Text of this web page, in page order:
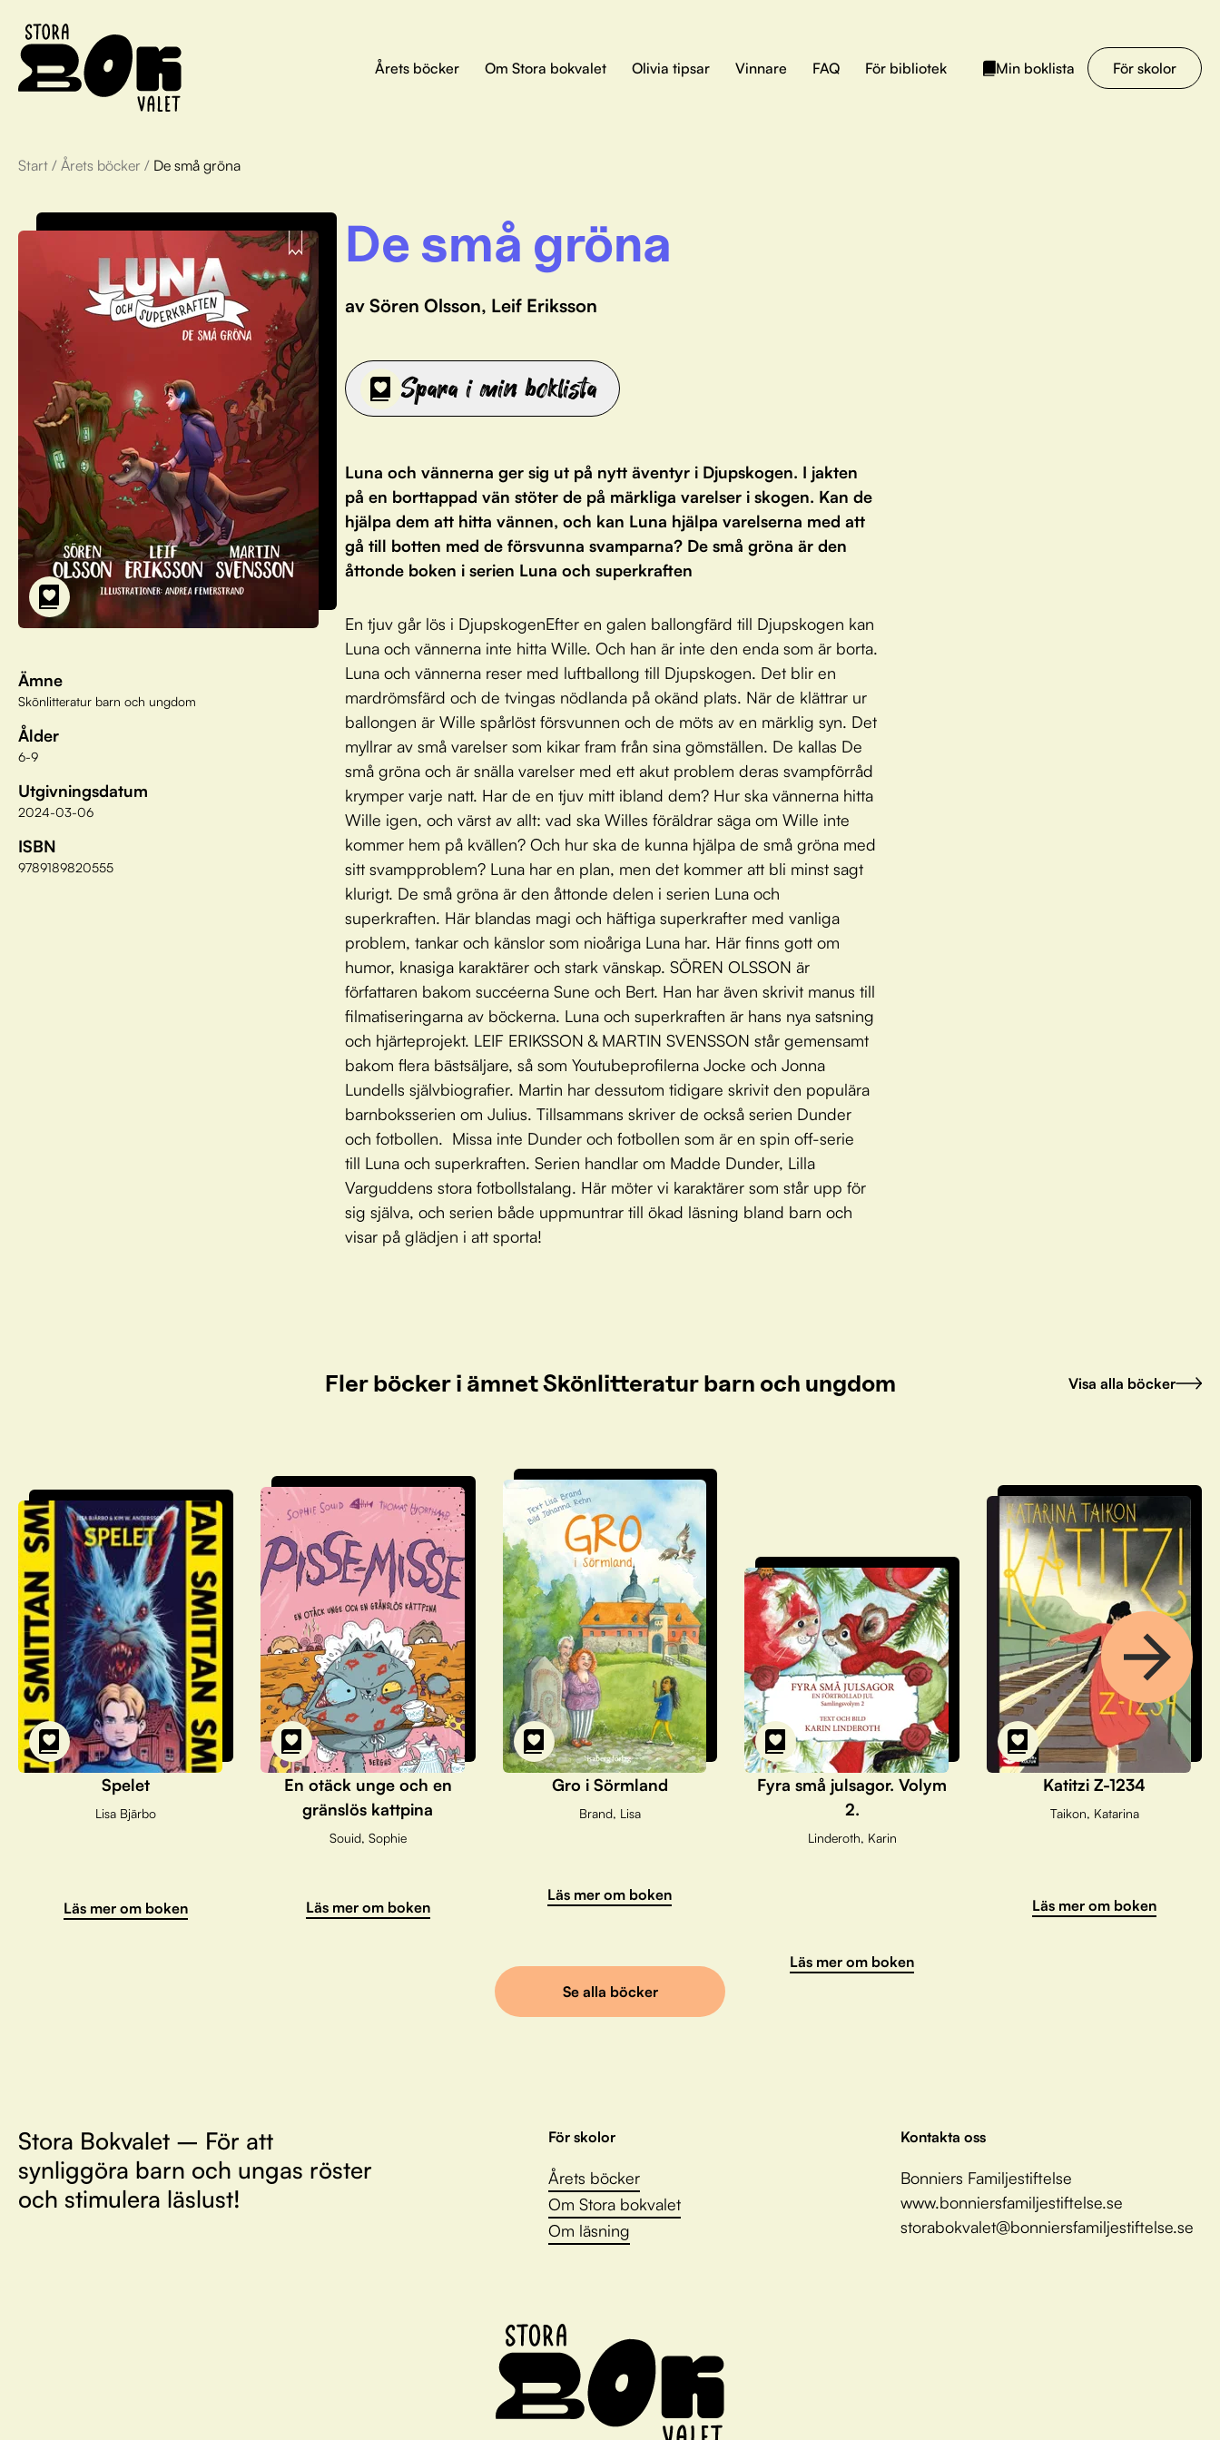
Årets böcker Om Stora bokvalet Olivia tipsar Vinnare FAQ För bibliotek Min boklista För skolor
Start / Årets böcker / De små gröna
Ämne
Skönlitteratur barn och ungdom
Ålder
6-9
Utgivningsdatum
2024-03-06
ISBN
9789189820555
De små gröna
av Sören Olsson, Leif Eriksson
Spara i min boklista
Luna och vännerna ger sig ut på nytt äventyr i Djupskogen. I jakten
på en borttappad vän stöter de på märkliga varelser i skogen. Kan de
hjälpa dem att hitta vännen, och kan Luna hjälpa varelserna med att
gå till botten med de försvunna svamparna? De små gröna är den
åttonde boken i serien Luna och superkraften
En tjuv går lös i DjupskogenEfter en galen ballongfärd till Djupskogen kan
Luna och vännerna inte hitta Wille. Och han är inte den enda som är borta.
Luna och vännerna reser med luftballong till Djupskogen. Det blir en
mardrömsfärd och de tvingas nödlanda på okänd plats. När de klättrar ur
ballongen är Wille spårlöst försvunnen och de möts av en märklig syn. Det
myllrar av små varelser som kikar fram från sina gömställen. De kallas De
små gröna och är snälla varelser med ett akut problem deras svampförråd
krymper varje natt. Har de en tjuv mitt ibland dem? Hur ska vännerna hitta
Wille igen, och värst av allt: vad ska Willes föräldrar säga om Wille inte
kommer hem på kvällen? Och hur ska de kunna hjälpa de små gröna med
sitt svampproblem? Luna har en plan, men det kommer att bli minst sagt
klurigt. De små gröna är den åttonde delen i serien Luna och
superkraften. Här blandas magi och häftiga superkrafter med vanliga
problem, tankar och känslor som nioåriga Luna har. Här finns gott om
humor, knasiga karaktärer och stark vänskap. SÖREN OLSSON är
författaren bakom succéerna Sune och Bert. Han har även skrivit manus till
filmatiseringarna av böckerna. Luna och superkraften är hans nya satsning
och hjärteprojekt. LEIF ERIKSSON & MARTIN SVENSSON står gemensamt
bakom flera bästsäljare, så som Youtubeprofilerna Jocke och Jonna
Lundells självbiografier. Martin har dessutom tidigare skrivit den populära
barnboksserien om Julius. Tillsammans skriver de också serien Dunder
och fotbollen. Missa inte Dunder och fotbollen som är en spin off-serie
till Luna och superkraften. Serien handlar om Madde Dunder, Lilla
Varguddens stora fotbollstalang. Här möter vi karaktärer som står upp för
sig själva, och serien både uppmuntrar till ökad läsning bland barn och
visar på glädjen i att sporta!
Fler böcker i ämnet Skönlitteratur barn och ungdom Visa alla böcker
Spelet
Lisa Bjärbo
Läs mer om boken
En otäck unge och en
gränslös kattpina
Souid, Sophie
Läs mer om boken
Gro i Sörmland
Brand, Lisa
Läs mer om boken
Fyra små julsagor. Volym
2.
Linderoth, Karin
Läs mer om boken
Katitzi Z-1234
Taikon, Katarina
Läs mer om boken
Se alla böcker
Stora Bokvalet – För att
synliggöra barn och ungas röster
och stimulera läslust!
För skolor
Årets böcker
Om Stora bokvalet
Om läsning
Kontakta oss
Bonniers Familjestiftelse
www.bonniersfamiljestiftelse.se
storabokvalet@bonniersfamiljestiftelse.se